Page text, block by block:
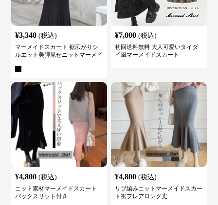
¥3,340 (税込)
マーメイドスカート 裾広がりシ
ルエット美脚見せニットマーメイ
¥7,000 (税込)
初回送料無料 大人可愛いタイダ
イ風マーメイドスカート
¥4,800 (税込)
ニット素材マーメイドスカート
バックスリット付き
¥4,800 (税込)
リブ編みニットマーメイドスカー
ト裾フレアロング丈